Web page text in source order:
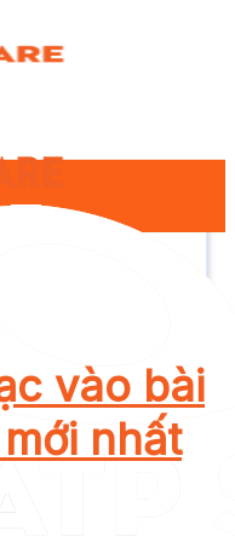
vào bài
nhất